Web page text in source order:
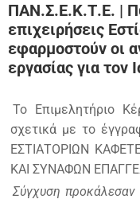
ΠΑΝ.Σ.Ε.Κ.Τ.Ε. |
επιχειρήσεις
εφαρμοστούν οι
εργασίας για τον
Το Επιμελητήριο
σχετικά με το
ΕΣΤΙΑΤΟΡΙΩΝ
ΚΑΙ ΣΥΝΑΦΩΝ
Σύγχυση προκάλεσαν